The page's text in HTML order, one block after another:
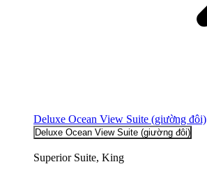
Deluxe Ocean View Suite (giường đôi)
Deluxe Ocean View Suite (giường đôi)
Superior Suite, King